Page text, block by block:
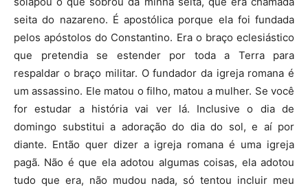
seita do nazareno. É apostólica porque ela foi fundada
pelos apóstolos do Constantino. Era o braço eclesiástico
que pretendia se estender por toda a Terra para
respaldar o braço militar. O fundador da igreja romana é
um assassino. Ele matou o filho, matou a mulher. Se você
for estudar a história vai ver lá. Inclusive o dia de
domingo substitui a adoração do dia do sol, e aí por
diante. Então quer dizer a igreja romana é uma igreja
pagã. Não é que ela adotou algumas coisas, ela adotou
tudo que era, não mudou nada, só tentou incluir meu